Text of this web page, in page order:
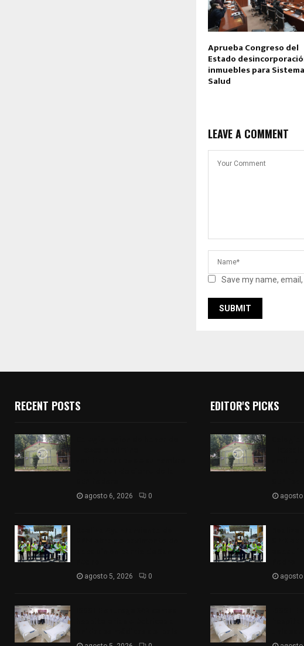
Aprueba Congreso del
Estado
inmuebles para
Salud
LEAVE A COMMENT
Save my name,
RECENT POSTS
agosto 6, 2026 0
agosto 5, 2026 0
EDITOR'S PICKS
agosto
agosto